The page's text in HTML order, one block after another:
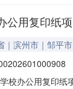
公用复印纸
｜滨州市｜邹平市
校办公用复印纸